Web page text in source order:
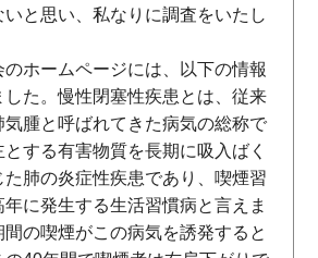
と思い、私なりに調査をいたし
ホームページには、以下の情報
した。慢性閉塞性疾患とは、従来
腫と呼ばれてきた病気の総称で
する有害物質を長期に吸入ばく
肺の炎症性疾患であり、喫煙習
に発生する生活習慣病と言えま
の喫煙がこの病気を誘発すると